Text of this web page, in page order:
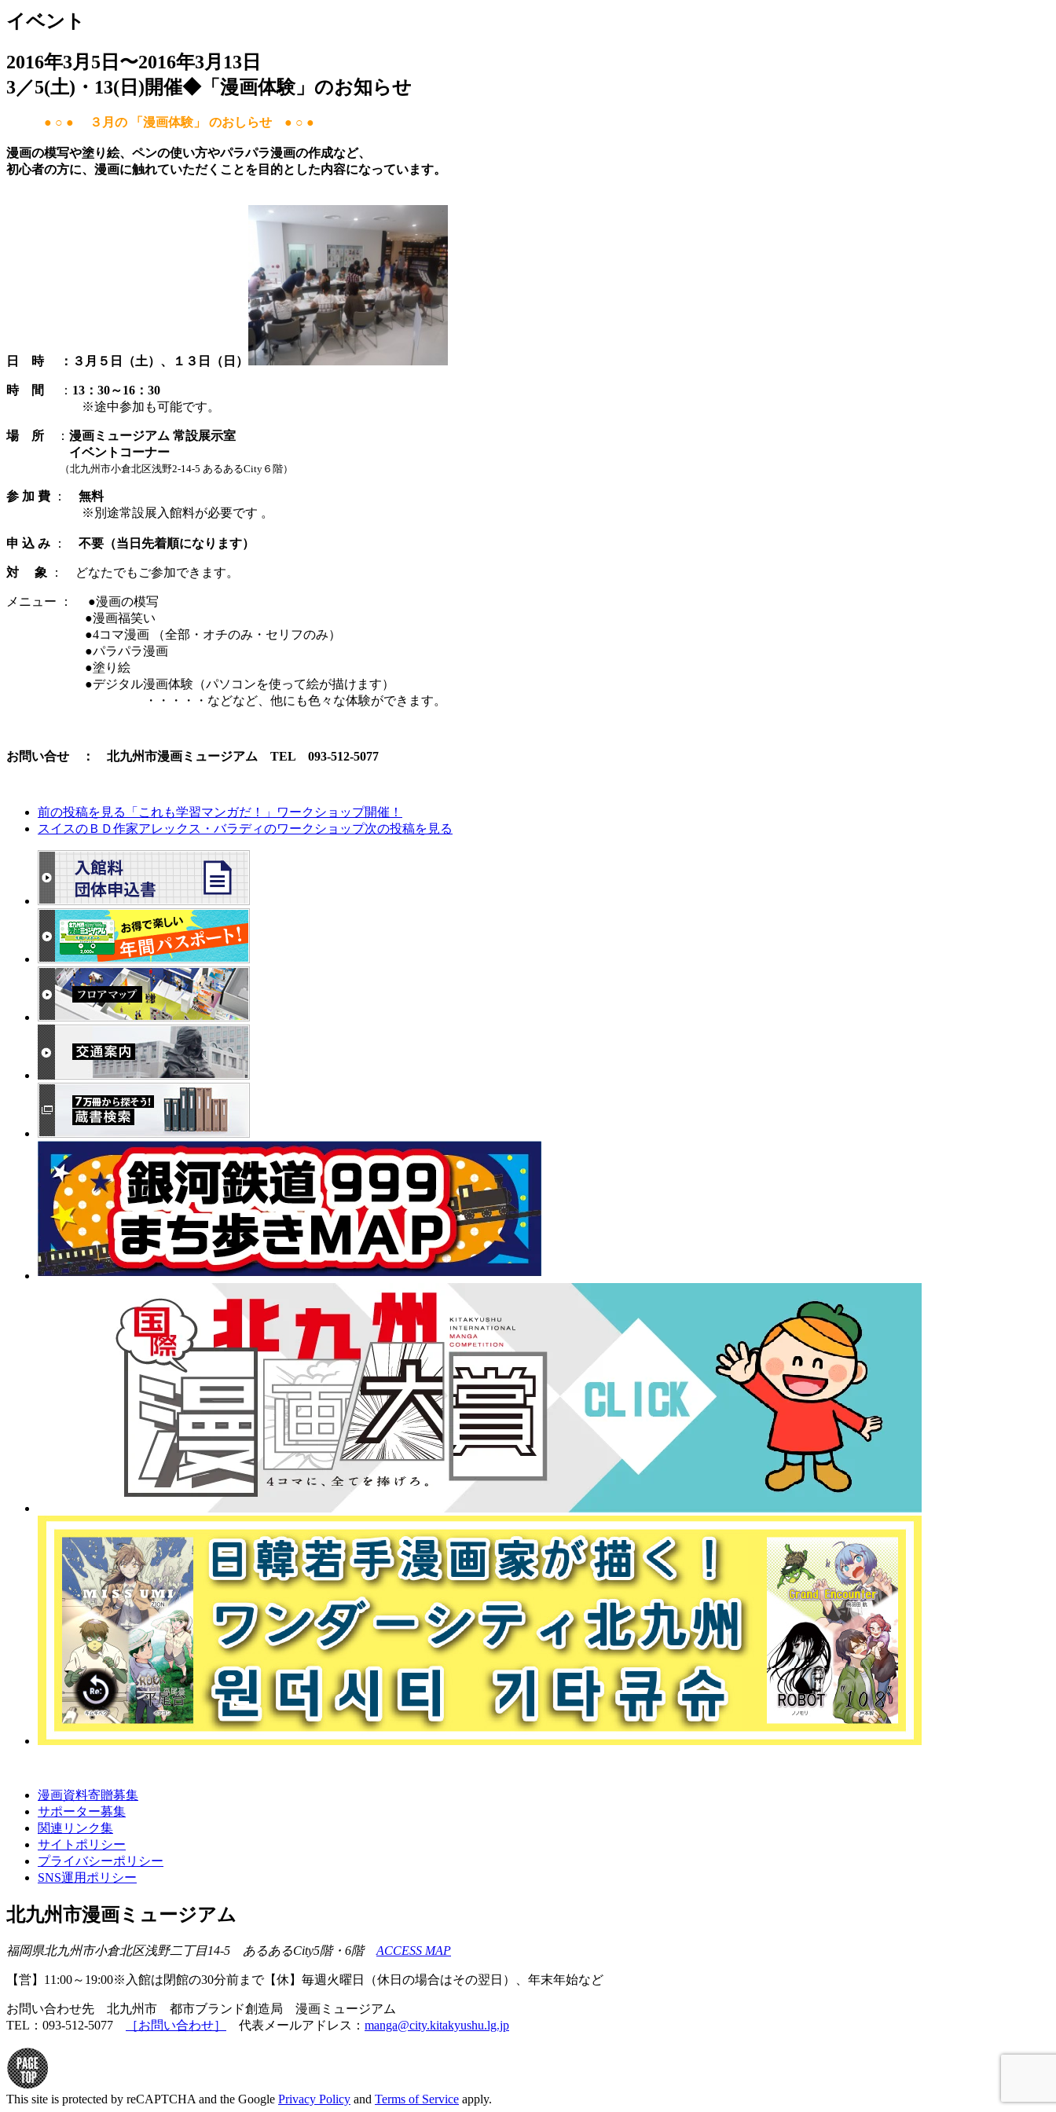
イベント
2016年3月5日〜2016年3月13日
3／5(土)・13(日)開催◆「漫画体験」のお知らせ
● ○ ● ３月の 「 漫画体験」 のおしらせ ● ○ ●
漫画の模写や塗り絵、ペンの使い方やパラパラ漫画の作成など、
初心者の方に、漫画に触れていただくことを目的とした内容になっています。
日 時 ：３月５日（土）、１３日（日）
時 間 ： 13：30～16：30
※途中参加も可能です。
場所 ： 漫画ミュージアム 常設展示室
イベントコーナー
（北九州市小倉北区浅野2-14-5 あるあるCity６階）
参 加 費 ： 無料
※別途常設展入館料が必要です 。
申 込 み ： 不要（当日先着順になります）
対 象 ： どなたでもご参加できます。
メニュー ： ●漫画の模写
●漫画福笑い
●4コマ漫画 （全部・オチのみ・セリフのみ）
●パラパラ漫画
●塗り絵
●デジタル漫画体験（パソコンを使って絵が描けます）
・・・・・などなど、他にも色々な体験ができます。
お問い合せ ： 北九州市漫画ミュージアム TEL 093-512-5077
前の投稿を見る
「これも学習マンガだ！」ワークショップ開催！
スイスのＢＤ作家アレックス・バラディのワークショップ次の投稿を見る
漫画資料寄贈募集
サポーター募集
関連リンク集
サイトポリシー
プライバシーポリシー
SNS運用ポリシー
北九州市漫画ミュージアム
福岡県北九州市小倉北区浅野二丁目14-5 あるあるCity5階・6階 ACCESS MAP
【営】11:00～19:00※入館は閉館の30分前まで【休】毎週火曜日（休日の場合はその翌日）、年末年始など
お問い合わせ先 北九州市 都市ブランド創造局 漫画ミュージアム
TEL：093-512-5077
［お問い合わせ］ 代表メールアドレス： manga@city.kitakyushu.lg.jp
This site is protected by reCAPTCHA and the Google Privacy Policy and Terms of Service apply.